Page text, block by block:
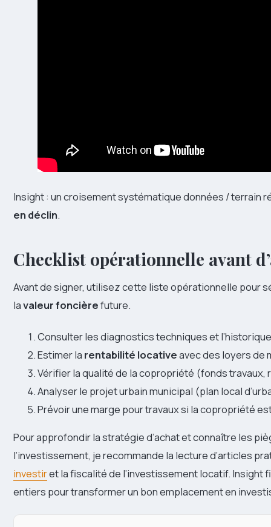
Insight : un croisement systématique données / terrain
en déclin.
Checklist opérationnelle avant
Avant de signer, utilisez cette liste opérationnelle pour
lavaleur foncièrefuture.
Consulter les diagnostics techniques et
Estimer la rentabilité locativeavec des loyers de
Vérifier la qualité de la copropriété (fonds travaux,
Analyser le projet urbain municipal (plan local
Prévoir une marge pour travaux si la copropriété
Pour approfondir la stratégie d’achat et connaître les
l’investissement, je recommande la lecture d’articles
investiret la fiscalité de l’investissement locatif.
entiers pour transformer un bon emplacement en